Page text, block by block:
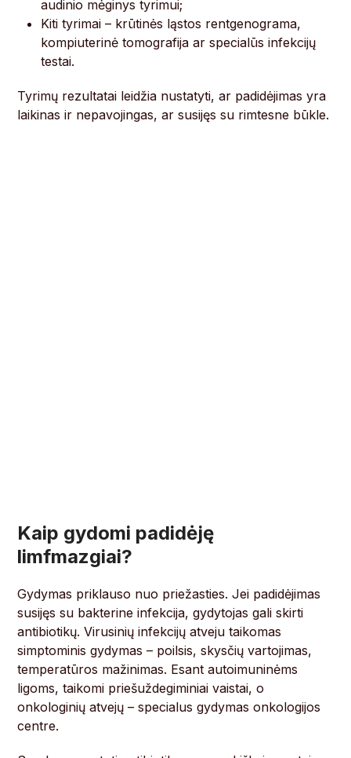
audinio mėginys tyrimui;
Kiti tyrimai – krūtinės ląstos rentgenograma,
kompiuterinė tomografija ar specialūs infekcijų
testai.
Tyrimų rezultatai leidžia nustatyti, ar padidėjimas yra
laikinas ir nepavojingas, ar susijęs su rimtesne būkle.
Kaip gydomi padidėję
limfmazgiai?
Gydymas priklauso nuo priežasties. Jei padidėjimas
susijęs su bakterine infekcija, gydytojas gali skirti
antibiotikų. Virusinių infekcijų atveju taikomas
simptominis gydymas – poilsis, skysčių vartojimas,
temperatūros mažinimas. Esant autoimuninėms
ligoms, taikomi priešuždegiminiai vaistai, o
onkologinių atvejų – specialus gydymas onkologijos
centre.